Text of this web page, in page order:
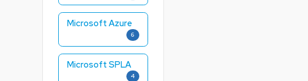
Microsoft Azure
6
Microsoft SPLA
4